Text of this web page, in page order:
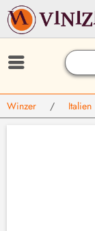
Winzer / Italien